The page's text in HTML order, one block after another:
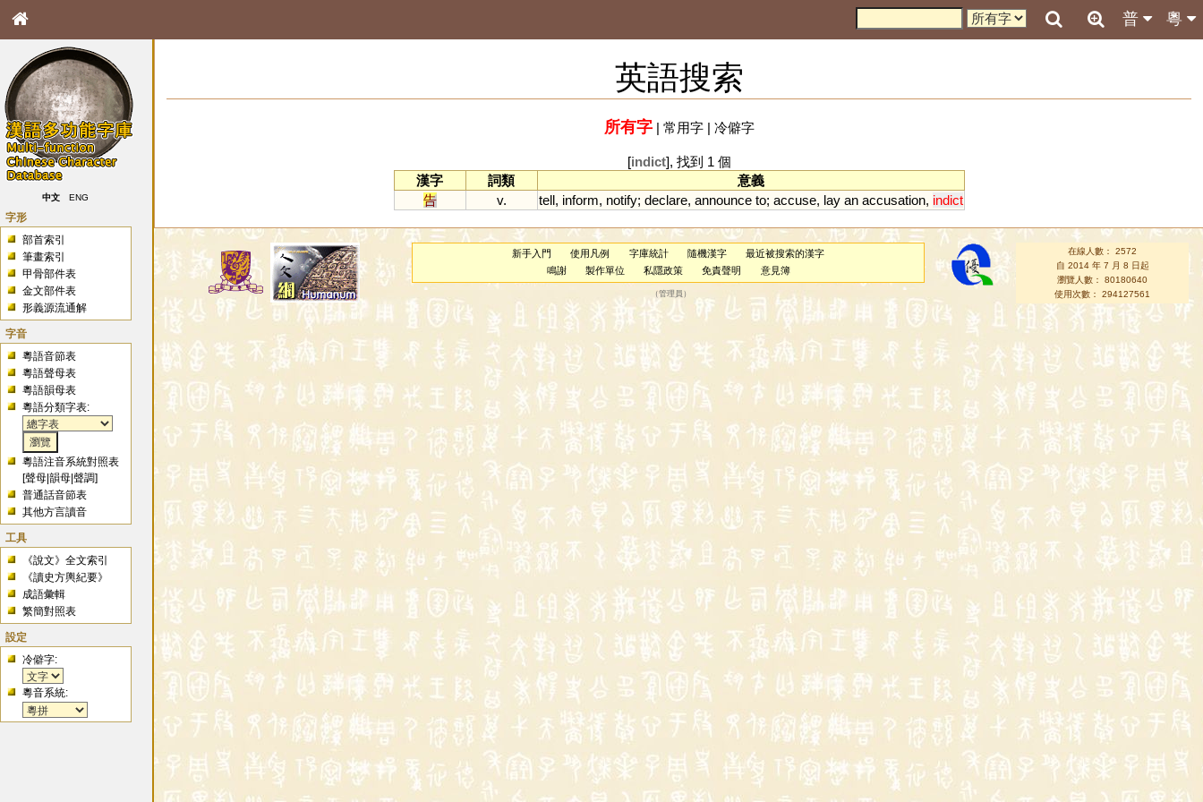
粵
普
中文 ENG
字形
部首索引
筆畫索引
甲骨部件表
金文部件表
形義源流通解
字音
粵語音節表
粵語聲母表
粵語韻母表
粵語分類字表:
粵語注音系統對照表
[聲母 |韻母 |聲調]
普通話音節表
其他方言讀音
工具
《說文》全文索引
《讀史方輿紀要》
成語彙輯
繁簡對照表
設定
冷僻字:
粵音系統:
英語搜索
所有字| 常用字| 冷僻字
[indict], 找到 1 個
漢字
詞類
意義
告
v. tell, inform, notify; declare, announce to; accuse, lay an accusation, indict
新手入門 使用凡例 字庫統計 隨機漢字
最近被搜索的漢字
鳴謝
製作單位 私隱政策 免責聲明 意見簿
（管理員 ）
在線人數： 2572
自 2014 年 7 月 8 日起
瀏覽人數： 80180640
使用次數： 294127561